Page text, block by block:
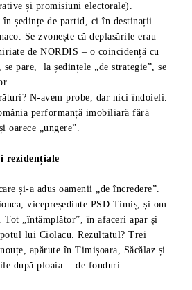
și promisiuni electorale).
ședințe de partid, ci în destinații
Se zvonește că deplasările erau
de NORDIS – o coincidență cu
pare, la ședințele „de strategie”, se
N-avem probe, dar nici îndoieli.
performanță imobiliară fără
oarece „ungere”.
și-a adus oamenii „de încredere”.
vicepreședinte PSD Timiș, și om
„întâmplător”, în afaceri apar și
lui Ciolacu. Rezultatul? Trei
apărute în Timișoara, Săcălaz și
după ploaia… de fonduri